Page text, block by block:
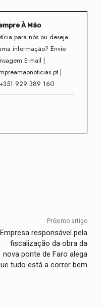
À Mão
para nós ou deseja
informação? Envie-
E-mail |
|
929 389 160
Próximo artigo
Empresa responsável pela
fiscalização da obra da
nova ponte de Faro alega
tudo está a correr bem